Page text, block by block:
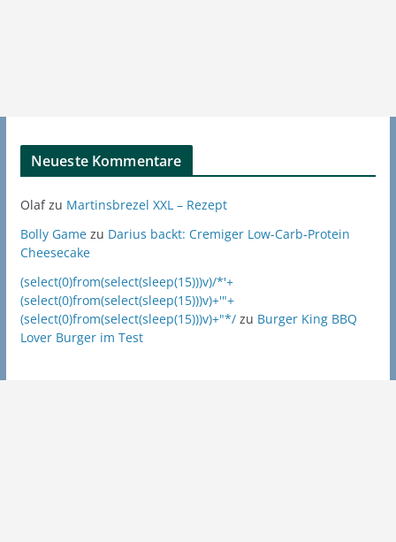
Neueste Kommentare
Olafzu Martinsbrezel XXL – Rezept
Bolly Gamezu Darius backt: Cremiger Low-Carb-Protein
Cheesecake
(select(0)from(select(sleep(15)))v)/*'+
(select(0)from(select(sleep(15)))v)+'"+
(select(0)from(select(sleep(15)))v)+"*/zu Burger King BBQ
Lover Burger im Test